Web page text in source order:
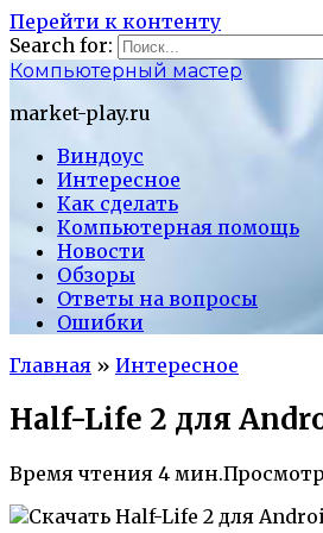
Перейти к контенту
Search for:
Компьютерный мастер
market-play.ru
Виндоус
Интересное
Как сделать
Компьютерная помощь
Новости
Обзоры
Ответы на вопросы
Ошибки
Главная » Интересное
Half-Life 2 для
Время чтения 4 мин.